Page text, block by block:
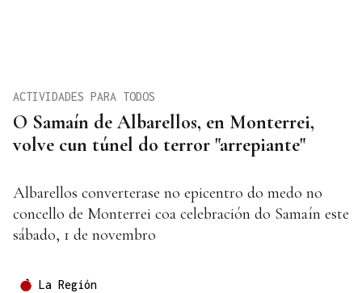
O Samaín de Albarellos, en Monterrei,
volve cun túnel do terror "arrepiante"
ACTIVIDADES PARA TODOS
Albarellos converterase no epicentro do medo no
concello de Monterrei coa celebración do Samaín este
sábado, 1 de novembro
La Región